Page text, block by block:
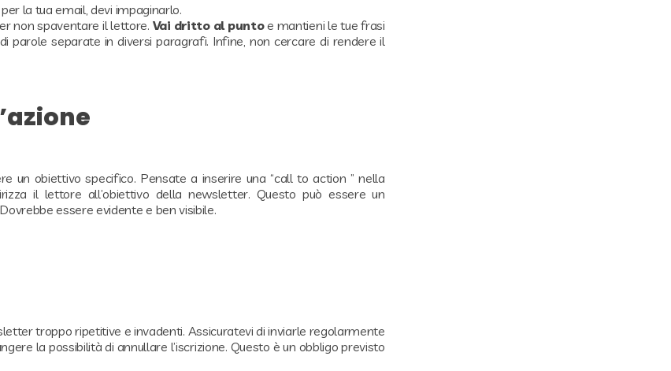
la tua email, devi impaginarlo.
non spaventare il lettore. Vai dritto al puntoe mantieni le tue frasi
parole separate in diversi paragrafi. Infine, non cercare di rendere il
un obiettivo specifico. Pensate a inserire una “call to action ” nella
il lettore all’obiettivo della newsletter. Questo può essere un
essere evidente e ben visibile.
troppo ripetitive e invadenti. Assicuratevi di inviarle regolarmente
la possibilità di annullare l’iscrizione. Questo è un obbligo previsto